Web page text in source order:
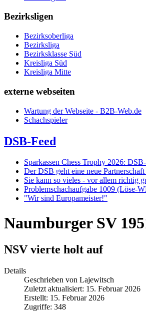
Bezirksligen
Bezirksoberliga
Bezirksliga
Bezirksklasse Süd
Kreisliga Süd
Kreisliga Mitte
externe webseiten
Wartung der Webseite - B2B-Web.de
Schachspieler
DSB-Feed
Sparkassen Chess Trophy 2026:
Der DSB geht eine neue
Sie kann so vieles - vor allem richtig
Problemschachaufgabe 1009 (Löse-
"Wir sind Europameister!"
Naumburger SV
NSV vierte holt auf
Details
Geschrieben von Lajewitsch
Zuletzt aktualisiert: 15. Februar 2026
Erstellt: 15. Februar 2026
Zugriffe: 348